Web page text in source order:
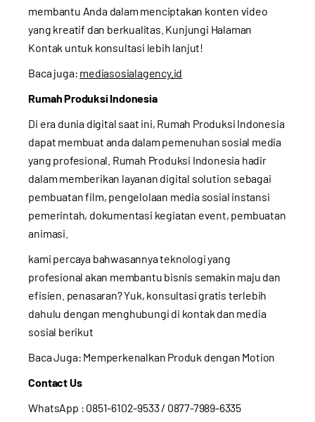
membantu Anda dalam menciptakan konten video
yang kreatif dan berkualitas. Kunjungi Halaman
Kontak untuk konsultasi lebih lanjut!
Baca juga: mediasosialagency.id
Rumah Produksi Indonesia
Di era dunia digital saat ini, Rumah Produksi Indonesia
dapat membuat anda dalam pemenuhan sosial media
yang profesional. Rumah Produksi Indonesia hadir
dalam memberikan layanan digital solution sebagai
pembuatan film, pengelolaan media sosial instansi
pemerintah, dokumentasi kegiatan event, pembuatan
animasi.
kami percaya bahwasannya teknologi yang
profesional akan membantu bisnis semakin maju dan
efisien. penasaran? Yuk, konsultasi gratis terlebih
dahulu dengan menghubungi di kontak dan media
sosial berikut
Baca Juga: Memperkenalkan Produk dengan Motion
Contact Us
WhatsApp : 0851-6102-9533/ 0877-7989-6335